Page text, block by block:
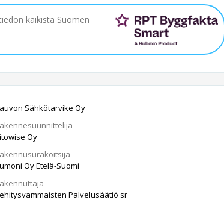
kaikista Suomen
Sähkötarvike Oy
Oy
Oy Etelä-Suomi
Palvelusäätiö sr